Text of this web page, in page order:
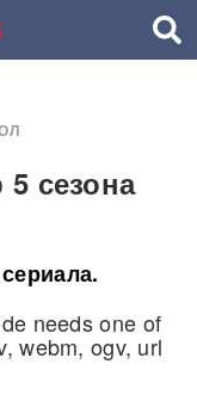
сезона
needs one of
webm, ogv, url